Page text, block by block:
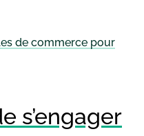
de commerce pour
s’engager